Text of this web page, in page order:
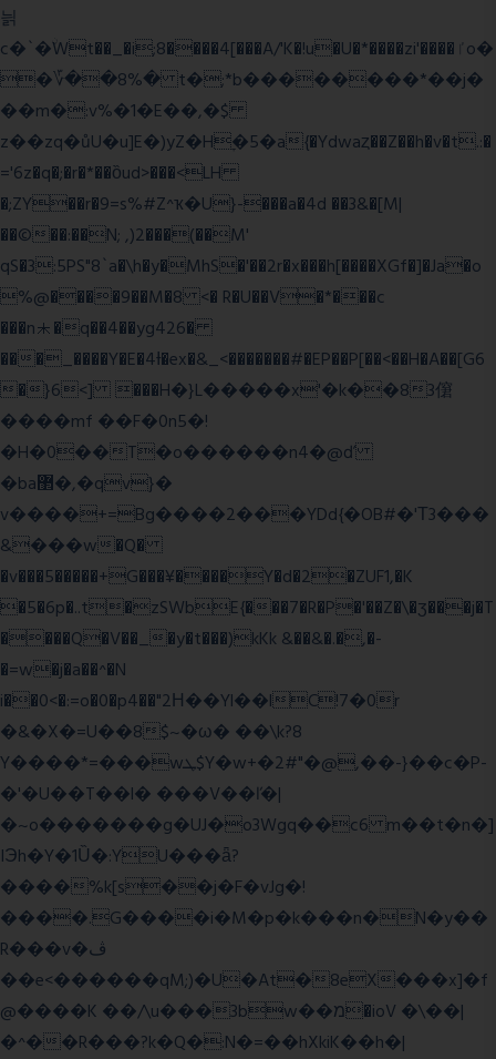
늵
c�`�ۨWt��_�i;8����4[���A/'K�!u�U�*����zi'����ٵo�
�؆��8%� t�;*b��������*��j�
��m�:v%�1�E��,�$
z��zq�ůU�u]E�)yZ�Hׇ�5�a{�Ydwaȥ��Z��h�v�t.:�
='6z�q�;�r�*��ȍud>���<LH
�;ZY��r�9=s%#Z^ҡ�U}-���a�4d ��3&�[M|
��©��:��N; ,)2���(��M'
qS�3:5PS"8`a�\h�y�MhS�'��2r�x���h[����XGf�]�Ja�o
%@����9��M�8 <� R�U��V�*���c
���n⯸�q��4��yg426�
���_����Y�E�4Ɨ�ex�&_<�������#�EP��P[��<��H�A��[G6
�}6<] ���H�}L�����x'�k��83僒
����mf ��F�0n5�!
�H�0��T�o������n4�@ď
�ba޲�,�qv}�
v����+=Bg����2���YDd{�OB#�'Τ3���
&���w�Q�
�v���5�����+G���¥����Y�d�2�ZUF1,�K
�5�6p�..t�zSWbE{���7�R�P�'��Z�\�ʒ���j�T
����Q�V��_�y�t���)kKk &��&�.�,�-
�=w�j�a��^�N
i��0<�:=o�0�p4��"2Η��Yl��lC!7�0r
�&�X�=U��8$~�ω� ��\k?8
Y����*=���wܛ$Y�w+�2#"�@,��-}��c�P-
�'�U��T��l� ���V��ľ�|
�~o�������g�UJ�o3Wgq��c6 m��t�n�]
IЭh�Y�1Ȕ�:YU���ǟ?
����%k[s��j�F�vJg�!
����.G����i�M�p�k���n�N�y��
R���v�ڤ
��e<������qM;)�U�At�8eX���x]�f
@����K ��/\u���3bw��מ�ioV �\��|
�^��R���?k�Q�:N�=��hXkiK��h�|